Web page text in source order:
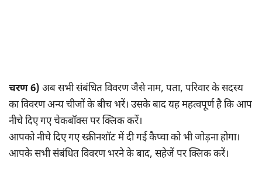
चरण 6) अब सभी संबंधित विवरण जैसे नाम, पता, परिवार के सदस्य
का विवरण अन्य चीजों के बीच भरें। उसके बाद यह महत्वपूर्ण है कि आप
नीचे दिए गए चेकबॉक्स पर क्लिक करें।
आपको नीचे दिए गए स्क्रीनशॉट में दी गई कैप्चा को भी जोड़ना होगा।
आपके सभी संबंधित विवरण भरने के बाद, सहेजें पर क्लिक करें।